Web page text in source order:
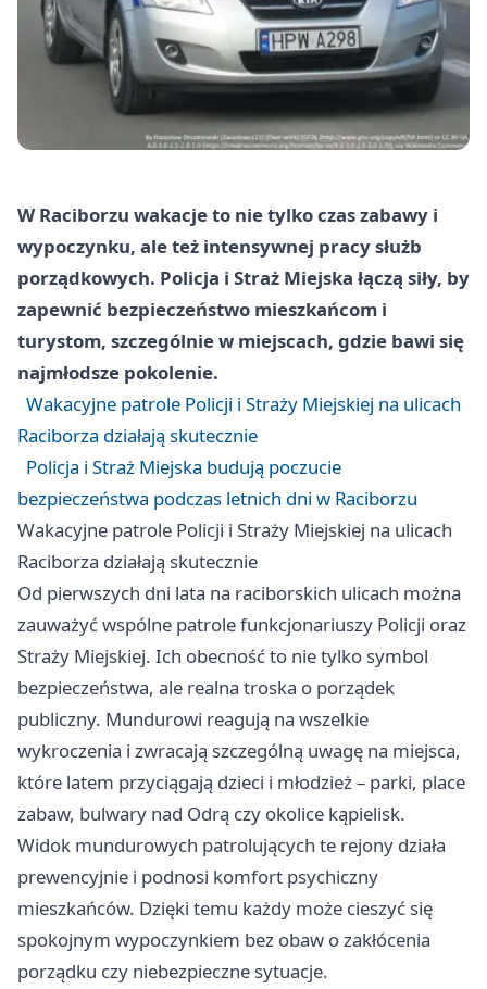
W Raciborzu wakacje to nie tylko czas zabawy i
wypoczynku, ale też intensywnej pracy służb
porządkowych. Policja i Straż Miejska łączą siły, by
zapewnić bezpieczeństwo mieszkańcom i
turystom, szczególnie w miejscach, gdzie bawi się
najmłodsze pokolenie.
Wakacyjne patrole Policji i Straży Miejskiej na ulicach
Raciborza działają skutecznie
Policja i Straż Miejska budują poczucie
bezpieczeństwa podczas letnich dni w Raciborzu
Wakacyjne patrole Policji i Straży Miejskiej na ulicach
Raciborza działają skutecznie
Od pierwszych dni lata na raciborskich ulicach można
zauważyć wspólne patrole funkcjonariuszy Policji oraz
Straży Miejskiej. Ich obecność to nie tylko symbol
bezpieczeństwa, ale realna troska o porządek
publiczny. Mundurowi reagują na wszelkie
wykroczenia i zwracają szczególną uwagę na miejsca,
które latem przyciągają dzieci i młodzież – parki, place
zabaw, bulwary nad Odrą czy okolice kąpielisk.
Widok mundurowych patrolujących te rejony działa
prewencyjnie i podnosi komfort psychiczny
mieszkańców. Dzięki temu każdy może cieszyć się
spokojnym wypoczynkiem bez obaw o zakłócenia
porządku czy niebezpieczne sytuacje.